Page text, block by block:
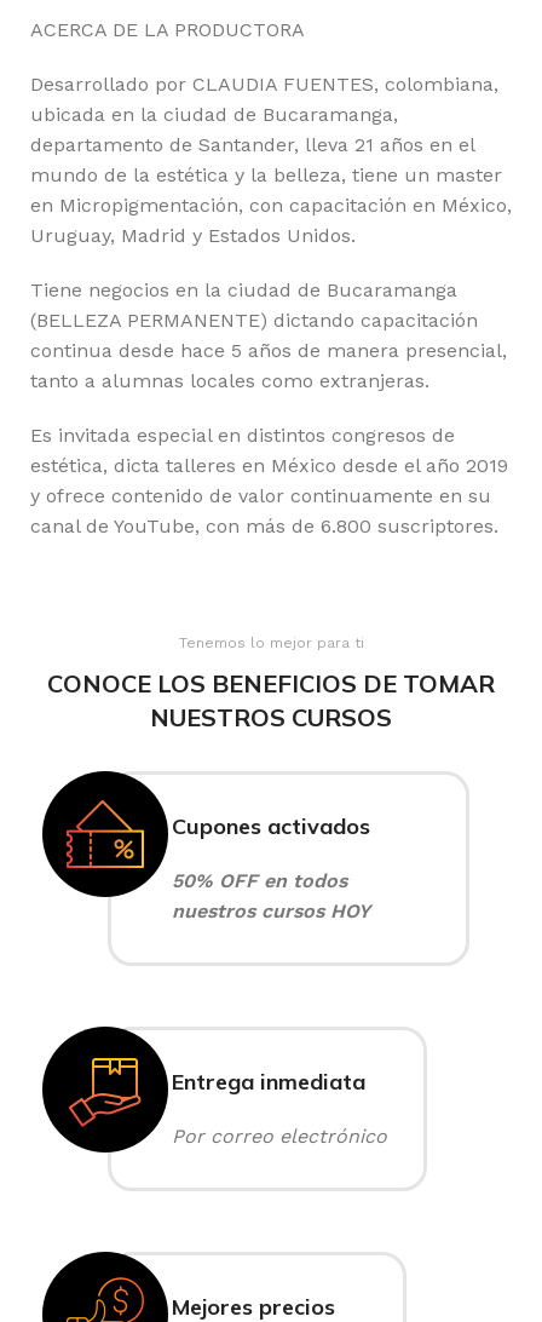
ACERCA DE LA PRODUCTORA
Desarrollado por CLAUDIA FUENTES, colombiana,
ubicada en la ciudad de Bucaramanga,
departamento de Santander, lleva 21 años en el
mundo de la estética y la belleza, tiene un master
en Micropigmentación, con capacitación en México,
Uruguay, Madrid y Estados Unidos.
Tiene negocios en la ciudad de Bucaramanga
(BELLEZA PERMANENTE) dictando capacitación
continua desde hace 5 años de manera presencial,
tanto a alumnas locales como extranjeras.
Es invitada especial en distintos congresos de
estética, dicta talleres en México desde el año 2019
y ofrece contenido de valor continuamente en su
canal de YouTube, con más de 6.800 suscriptores.
Tenemos lo mejor para ti
CONOCE LOS BENEFICIOS DE TOMAR
NUESTROS CURSOS
Cupones activados
50% OFF en todos
nuestros cursos HOY
Entrega inmediata
Por correo electrónico
Mejores precios